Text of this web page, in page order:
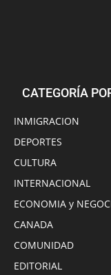
CATEGORÍA
INMIGRACION
DEPORTES
CULTURA
INTERNACIONAL
ECONOMIA y
CANADA
COMUNIDAD
EDITORIAL